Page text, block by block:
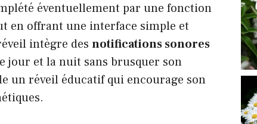
éventuellement par une fonction
en offrant une interface simple et
intègre des notifications sonores
jour et la nuit sans brusquer son
un réveil éducatif qui encourage son